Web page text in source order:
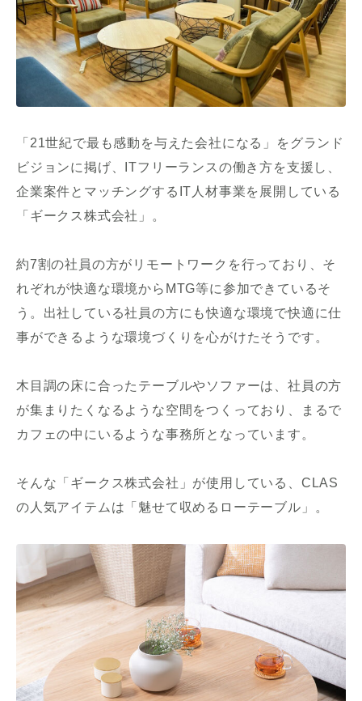
「21世紀で最も感動を与えた会社になる」をグランド
ビジョンに掲げ、ITフリーランスの働き方を支援し、
企業案件とマッチングするIT人材事業を展開している
「ギークス株式会社」。
約7割の社員の方がリモートワークを行っており、そ
れぞれが快適な環境からMTG等に参加できているそ
う。出社している社員の方にも快適な環境で快適に仕
事ができるような環境づくりを心がけたそうです。
木目調の床に合ったテーブルやソファーは、社員の方
が集まりたくなるような空間をつくっており、まるで
カフェの中にいるような事務所となっています。
そんな「ギークス株式会社」が使用している、CLAS
の人気アイテムは「魅せて収めるローテーブル」。